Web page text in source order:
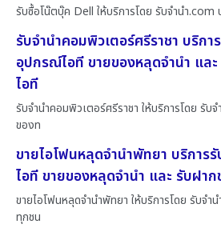
รับซื้อโน๊ตบุ๊ค Dell ให้บริการโดย รับจํานํา.com
รับจำนำคอมพิวเตอร์ศรีราชา บริกา
อุปกรณ์ไอที ขายของหลุดจำนำ แล
ไอที
รับจำนำคอมพิวเตอร์ศรีราชา ให้บริการโดย รับ
ของท
ขายไอโฟนหลุดจำนำพัทยา บริการ
ไอที ขายของหลุดจำนำ และ รับฝา
ขายไอโฟนหลุดจำนำพัทยา ให้บริการโดย รับจํา
ทุกชน